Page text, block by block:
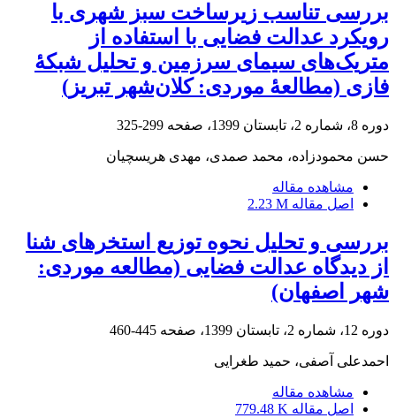
بررسی تناسب زیرساخت سبز شهری با
رویکرد عدالت فضایی با استفاده از
متریک‌های سیمای سرزمین و تحلیل شبکۀ
فازی (مطالعۀ موردی: کلان‌شهر تبریز)
دوره 8، شماره 2، تابستان 1399، صفحه 299-325
حسن محمودزاده، محمد صمدی، مهدی هریسچیان
مشاهده مقاله
اصل مقاله 2.23 M
بررسی و تحلیل نحوه توزیع استخرهای شنا
از دیدگاه عدالت فضایی (مطالعه موردی:
شهر اصفهان)
دوره 12، شماره 2، تابستان 1399، صفحه 445-460
احمدعلی آصفی، حمید طغرایی
مشاهده مقاله
اصل مقاله 779.48 K